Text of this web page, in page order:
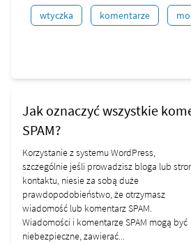
wtyczka komentarze
Jak oznaczyć wszystkie
SPAM?
Korzystanie z systemu WordPress,
szczególnie jeśli prowadzisz bloga lub
kontaktu, niesie za sobą duże
prawdopodobieństwo, że otrzymasz
wiadomość lub komentarz SPAM.
Wiadomości i komentarze SPAM mogą być
niebezpieczne, zawierać...